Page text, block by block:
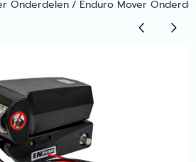
Onderdelen/ Enduro Mover